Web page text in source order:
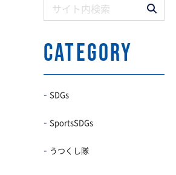
CATEGORY
SDGs
SportsSDGs
うつくし隊